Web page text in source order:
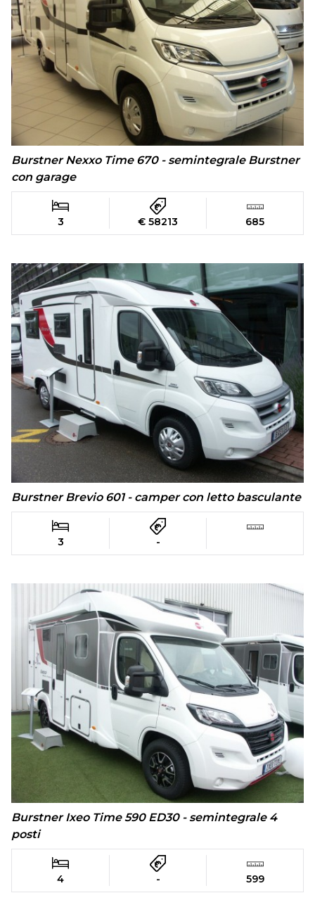
Burstner Nexxo Time 670 - semintegrale Burstner
con garage
3 € 58213 685
Burstner Brevio 601 - camper con letto basculante
3 -
Burstner Ixeo Time 590 ED30 - semintegrale 4
posti
4 - 599